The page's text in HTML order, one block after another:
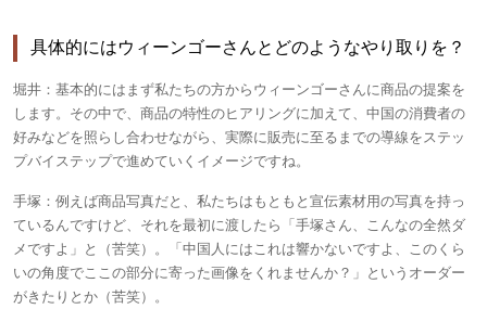
具体的にはウィーンゴーさんとどのようなやり取りを？
堀井： 基本的にはまず私たちの方からウィーンゴーさんに商品の提案を
します。その中で、商品の特性のヒアリングに加えて、中国の消費者の
好みなどを照らし合わせながら、実際に販売に至るまでの導線をステッ
プバイステップで進めていくイメージですね。
手塚： 例えば商品写真だと、私たちはもともと宣伝素材用の写真を持っ
ているんですけど、それを最初に渡したら「手塚さん、こんなの全然ダ
メですよ」と（苦笑）。「中国人にはこれは響かないですよ、このくら
いの角度でここの部分に寄った画像をくれませんか？」というオーダー
がきたりとか（苦笑）。